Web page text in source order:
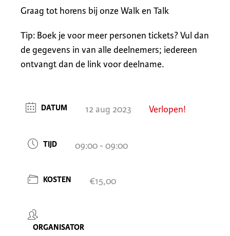
Graag tot horens bij onze Walk en Talk
Tip: Boek je voor meer personen tickets? Vul dan
de gegevens in van alle deelnemers; iedereen
ontvangt dan de link voor deelname.
DATUM 12 aug 2023 Verlopen!
TIJD 09:00 - 09:00
KOSTEN €15,00
ORGANISATOR